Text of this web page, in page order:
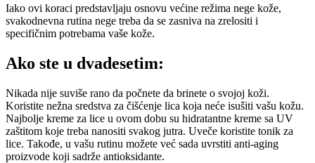
Iako ovi koraci predstavljaju osnovu većine režima nege kože,
svakodnevna rutina nege treba da se zasniva na zrelositi i
specifičnim potrebama vaše kože.
Ako ste u dvadesetim:
Nikada nije suviše rano da počnete da brinete o svojoj koži.
Koristite nežna sredstva za čišćenje lica koja neće isušiti vašu kožu.
Najbolje kreme za lice u ovom dobu su hidratantne kreme sa UV
zaštitom koje treba nanositi svakog jutra. Uveče koristite tonik za
lice. Takođe, u vašu rutinu možete već sada uvrstiti anti-aging
proizvode koji sadrže antioksidante.